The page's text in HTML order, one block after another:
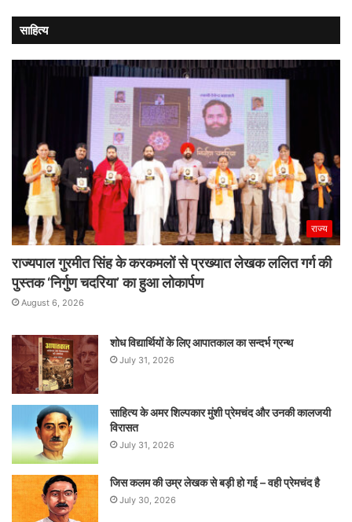
साहित्य
राज्य
राज्यपाल गुरमीत सिंह के करकमलों से प्रख्यात लेखक ललित गर्ग की
पुस्तक ‘निर्गुण चदरिया’ का हुआ लोकार्पण
August 6, 2026
शोध विद्यार्थियों के लिए आपातकाल का सन्दर्भ ग्रन्थ
July 31, 2026
साहित्य के अमर शिल्पकार मुंशी प्रेमचंद और उनकी कालजयी
विरासत
July 31, 2026
जिस कलम की उम्र लेखक से बड़ी हो गई – वही प्रेमचंद है
July 30, 2026